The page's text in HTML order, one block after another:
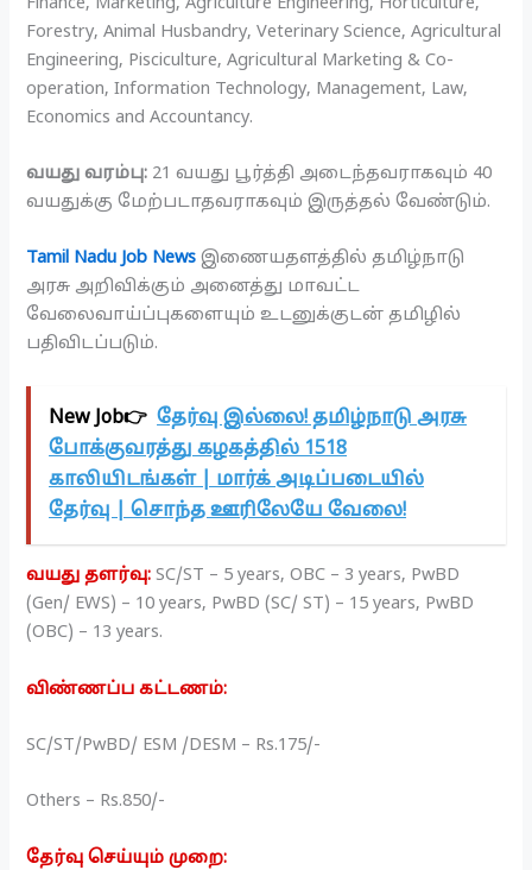
Forestry, Animal Husbandry, Veterinary Science, Agricultural
Engineering, Pisciculture, Agricultural Marketing & Co-
operation, Information Technology, Management, Law,
Economics and Accountancy.
வயது வரம்பு: 21 வயது பூர்த்தி அடைந்தவராகவும் 40
வயதுக்கு மேற்படாதவராகவும் இருத்தல் வேண்டும்.
Tamil Nadu Job News இணையதளத்தில் தமிழ்நாடு
அரசு அறிவிக்கும் அனைத்து மாவட்ட
வேலைவாய்ப்புகளையும் உடனுக்குடன் தமிழில்
பதிவிடப்படும்.
New Job👉 தேர்வு இல்லை! தமிழ்நாடு அரசு
போக்குவரத்து கழகத்தில் 1518
காலியிடங்கள் | மார்க் அடிப்படையில்
தேர்வு | சொந்த ஊரிலேயே வேலை!
வயது தளர்வு: SC/ST – 5 years, OBC – 3 years, PwBD
(Gen/ EWS) – 10 years, PwBD (SC/ ST) – 15 years, PwBD
(OBC) – 13 years.
விண்ணப்ப கட்டணம்:
SC/ST/PwBD/ ESM /DESM – Rs.175/-
Others – Rs.850/-
தேர்வு செய்யும் முறை: